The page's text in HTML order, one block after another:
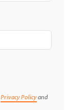
Privacy Policyand